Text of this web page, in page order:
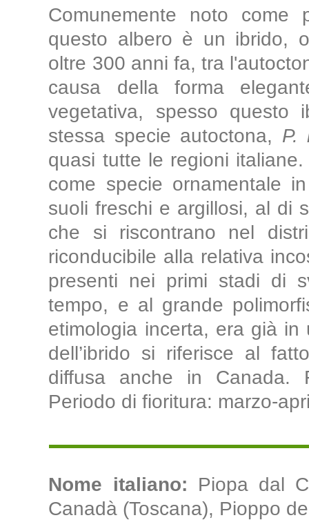
Comunemente noto
questo albero è un ibrido,
oltre 300 anni fa, tra
causa della forma
vegetativa, spesso questo
stessa specie autoctona, P.
quasi tutte le regioni
come specie ornamentale
suoli freschi e argillosi, al di
che si riscontrano nel
riconducibile alla relativa
presenti nei primi stadi di
tempo, e al grande
etimologia incerta, era già
dell’ibrido si riferisce al
diffusa anche in Canada.
Periodo di fioritura: marzo-
Nome italiano: Piopa dal
Canadà (Toscana), Pioppo